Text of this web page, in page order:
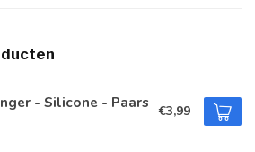
- Silicone - Paars €3,99